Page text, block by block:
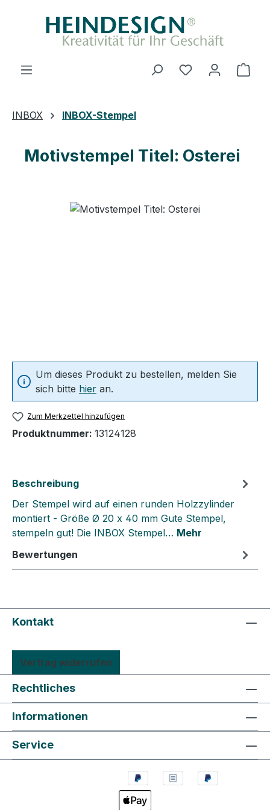
Zum Hauptinhalt springen
Du hast 0
INBOX INBOX-Stempel
Motivstempel Titel: Osterei
Um dieses Produkt zu bestellen, melden Sie
sich bitte hier an.
Zum Merkzettel hinzufügen
Produktnummer: 13124128
Beschreibung
Der Stempel wird auf einen runden Holzzylinder
montiert - Größe Ø 20 x 40 mm Gute Stempel,
stempeln gut! Die INBOX Stempel… Mehr
Bewertungen
Kontakt
Vertrag widerrufen
Rechtliches
Informationen
Service